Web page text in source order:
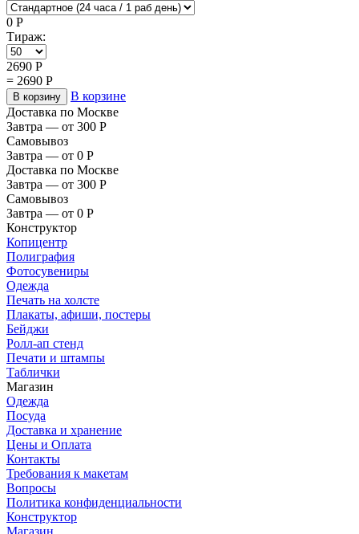
0 Р
Тираж:
2690 Р
= 2690 Р
В корзину
В корзине
Доставка по Москве
Завтра — от 300 Р
Самовывоз
Завтра — от 0 Р
Доставка по Москве
Завтра — от 300 Р
Самовывоз
Завтра — от 0 Р
Конструктор
Копицентр
Полиграфия
Фотосувениры
Одежда
Печать на холсте
Плакаты, афиши, постеры
Бейджи
Ролл-ап стенд
Печати и штампы
Таблички
Магазин
Одежда
Посуда
Доставка и хранение
Цены и Оплата
Контакты
Требования к макетам
Вопросы
Политика конфиденциальности
Конструктор
Магазин